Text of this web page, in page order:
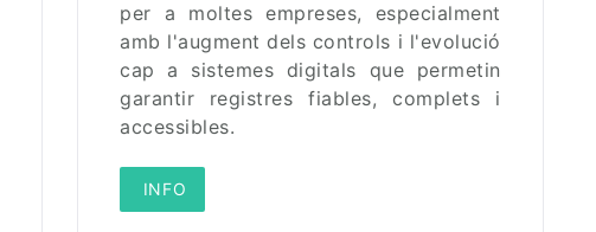
per a moltes empreses, especialment
amb l'augment dels controls i l'evolució
cap a sistemes digitals que permetin
garantir registres fiables, complets i
accessibles.
INFO